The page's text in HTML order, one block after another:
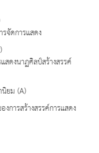
ดการแสดง
งนาฏศิลป์สร้างสรรค์
ม (A)
รสร้างสรรค์การแสดง